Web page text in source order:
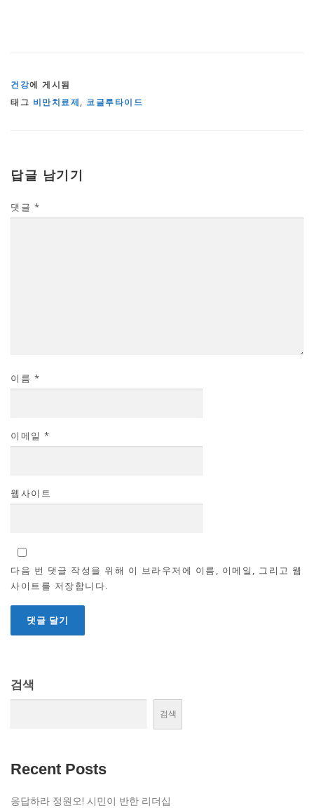
건강에 게시됨
태그 비만치료제, 코글루타이드
답글 남기기
댓글 *
이름 *
이메일 *
웹사이트
다음 번 댓글 작성을 위해 이 브라우저에 이름, 이메일, 그리고 웹
사이트를 저장합니다.
검색
검색
Recent Posts
응답하라 정원오! 시민이 반한 리더십